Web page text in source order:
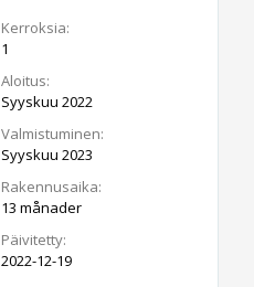
Kerroksia:
1
Aloitus:
Syyskuu 2022
Valmistuminen:
Syyskuu 2023
Rakennusaika:
13 månader
Päivitetty:
2022-12-19